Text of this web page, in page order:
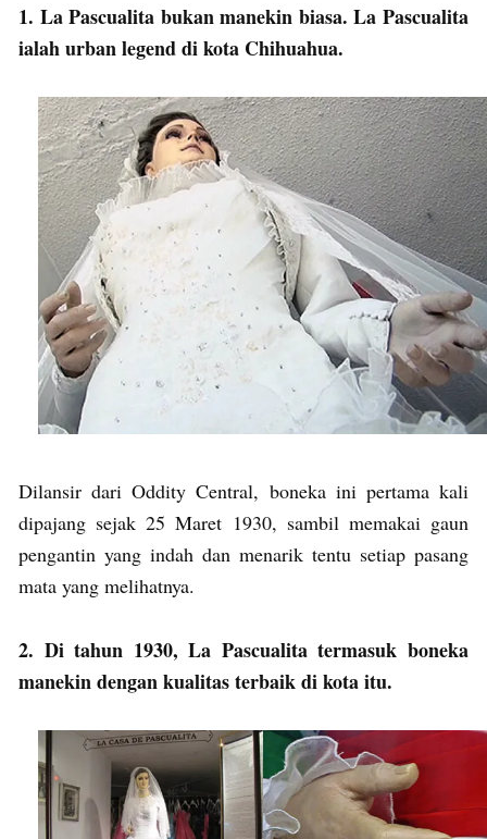
1. La Pascualita bukan manekin biasa. La Pascualita
ialah urban legend di kota Chihuahua.
Dilansir dari Oddity Central, boneka ini pertama kali
dipajang sejak 25 Maret 1930, sambil memakai gaun
pengantin yang indah dan menarik tentu setiap pasang
mata yang melihatnya.
2. Di tahun 1930, La Pascualita termasuk boneka
manekin dengan kualitas terbaik di kota itu.